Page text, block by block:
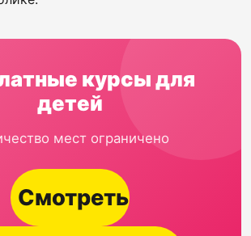
курсы для
детей
мест ограничено
Смотреть